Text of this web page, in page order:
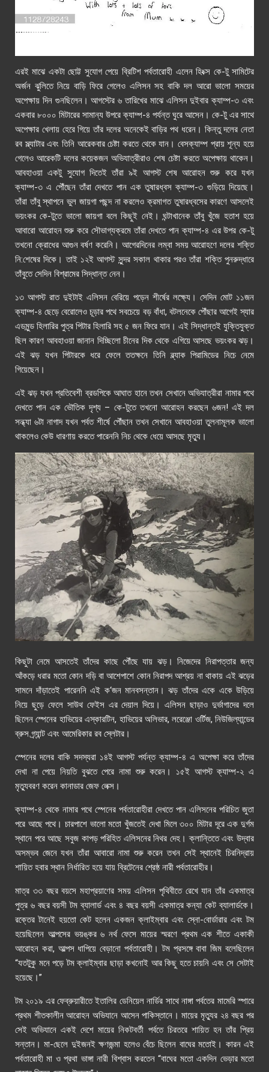
এরই মাঝে একটা ছোট্ট সুযোগ পেয়ে ব্রিটিশ পর্বতারোহী এলেন হিংক্স কে-টু সামিটের
অর্জন ঝুলিতে নিয়ে বাড়ি ফিরে গেলেও এলিসন সহ বাকি দল আরো ভালো সময়ের
অপেক্ষায় দিন গুনছিলেন। আগস্টের ৬ তারিখের মাঝে এলিসন দুইবার ক্যাম্প-৩ এবং
একবার ৮০০০ মিটারের সামান্য উপরে ক্যাম্প-৪ পর্যন্ত ঘুরে আসেন। কে-টু এর সাথে
অপেক্ষার খেলায় হেরে গিয়ে তাঁর দলের অনেকেই বাড়ির পথ ধরেন। কিন্তু দলের নেতা
রব স্ল্যাটার এবং তিনি আরেকবার চেষ্টা করতে থেকে যান। বেসক্যাম্প প্রায় শূন্য হয়ে
গেলেও আরেকটি দলের কয়েকজন অভিযাত্রীরাও শেষ চেষ্টা করতে অপেক্ষায় থাকেন।
আবহাওয়া একটু সুযোগ দিতেই তাঁরা ৯ই আগস্ট শেষ আরোহন শুরু করে যখন
ক্যাম্প-৩ এ পৌঁছেন তাঁরা দেখতে পান এক তুষারধ্বস ক্যাম্প-৩ গুড়িয়ে দিয়েছে।
তাঁরা তাঁবু স্থাপনে ভুল জায়গা পছন্দ না করলেও ক্রমাগত তুষারধ্বসের কারণে আসলেই
ভয়ংকর কে-টুতে ভালো জায়গা বলে কিছুই নেই। ঘন্টাখানেক তাঁবু খুঁজে হতাশ হয়ে
আবারো আরোহন শুরু করে সৌভাগ্যক্রমে তাঁরা দেখতে পান ক্যাম্প-৪ এর উপর কে-টু
তখনো ক্রোধের আগুন বর্ষণ করেনি। আগেরদিনের লম্বা সময় আরোহণে দলের শক্তি
নি:শেষের দিকে। তাই ১২ই আগস্ট সুন্দর সকাল থাকার পরও তাঁরা শক্তি পুনরুদ্ধারে
তাঁবুতে সেদিন বিশ্রামের সিদ্ধান্ত নেন।
১৩ আগস্ট রাত দুইটাই এলিসন বেরিয়ে পড়েন শীর্ষের লক্ষ্যে। সেদিন মোট ১১জন
ক্যাম্প-৪ ছেড়ে বেরোলেও চূড়ার পথে সবচেয়ে বড় বাঁধা, বটলনেকে পৌঁছার আগেই স্যার
এডমুন্ড হিলারির পুত্র পিটার হিলারি সহ ৫ জন ফিরে যান। এই সিদ্ধান্তই যুক্তিযুক্ত
ছিল কারণ আবহাওয়া জানান দিচ্ছিলো চীনের দিক থেকে এগিয়ে আসছে ভয়ংকর ঝড়।
এই ঝড় যখন পিটারকে ধরে ফেলে ততক্ষনে তিনি ব্ল্যাক পিরামিডের নিচে নেমে
গিয়েছেন।
এই ঝড় যখন প্রতিবেশী ব্রডপিকে আঘাত হানে তখন সেখানে অভিযাত্রীরা নামার পথে
দেখতে পান এক ভৌতিক দৃশ্য – কে-টুতে তখনো আরোহন করছেন ৬জন! এই দল
সন্ধ্যা ৬টা নাগাদ যখন পর্বত শীর্ষে পৌঁছান তখন সেখানে আবহাওয়া তুলনামূলক ভালো
থাকলেও কেউ ধারণায় করতে পারেননি নিচ থেকে ধেয়ে আসছে মৃত্যু।
কিছুটা নেমে আসতেই তাঁদের কাছে পৌঁছে যায় ঝড়। নিজেদের নিরাপত্তার জন্য
আঁকড়ে ধরার মতো কোন দড়ি বা আশেপাশে কোন নিরাপদ আশ্রয় না থাকায় এই ঝড়ের
সামনে দাঁড়াতেই পারেননি এই ক‘জন মানবসন্তান। ঝড় তাঁদের একে একে উড়িয়ে
নিয়ে ছুড়ে ফেলে সাউথ ফেইস এর দেয়াল দিয়ে। এলিসন ছাড়াও দুর্ভাগাদের দলে
ছিলেন স্পেনের হাভিয়ের এস্কারটিন, হাভিয়ের অলিভার,লরেঞ্জো ওর্টিজ, নিউজিল্যান্ডের
ব্রুস গ্র্যান্ট এবং আমেরিকার রব স্লেটার।
স্পেনের দলের বাকি সদস্যরা ১৪ই আগস্ট পর্যন্ত ক্যাম্প-৪ এ অপেক্ষা করে তাঁদের
দেখা না পেয়ে নিয়তি বুঝতে পেরে নামা শুরু করেন। ১৫ই আগস্ট ক্যাম্প-২ এ
মৃত্যুবরণ করেন কানাডার জেফ লেক্স।
ক্যাম্প-৪ থেকে নামার পথে স্পেনের পর্বতারোহীরা দেখতে পান এলিসনের পরিচিত জুতা
পরে আছে পথে। চারপাশে ভালো মতো খুঁজতেই দেখা মিলে ৩০০ মিটার দূরে এক দুর্গম
স্থানে পরে আছে সবুজ কাপড় পরিহিত এলিসনের নিথর দেহ। ক্লান্তিতে এবং উদ্বার
অসম্ভব জেনে যখন তাঁরা আবারো নামা শুরু করেন তখন সেই স্থানেই চিরনিদ্রায়
শায়িত হবার স্থান নির্ধারিত হয়ে যায় ব্রিটেনের শ্রেষ্ঠ নারী পর্বতারোহীর।
মাত্র ৩৩ বছর বয়সে মহাপ্রয়াণের সময় এলিসন পৃথিবীতে রেখে যান তাঁর একমাত্র
পুত্র ৬ বছর বয়সী টম ব্যালার্ড এবং ৪ বছর বয়সী একমাত্র কন্যা কেট ব্যালার্ডকে।
রক্তের টানেই হয়তো কেট হলেন একজন ক্লাইম্বার এবং স্নো-বোর্ডারার এবং টম
হয়েছিলেন আল্পসের ভয়ঙ্কর ৬ নর্থ ফেসে মায়ের স্মরণে প্রথম এক শীতে একাকী
আরোহন করা, আল্পসধাপিয়ে বেড়ানোপর্বতারোহী।টম প্রসঙ্গে বাবা জিম বলেছিলেন
“যতটুকু মনে পড়ে টম ক্লাইম্বার ছাড়া কখনোই আর কিছু হতে চায়নি এবং সে সেটাই
হয়েছে।”
টম ২০১৯ এর ফেব্রুয়ারীতে ইতালির ডেনিয়েল নার্ডির সাথে নাঙ্গা পর্বতের মামেরি স্পারে
প্রথম শীতকালীন আরোহন অভিযানে আসেন পাকিস্তানে। মায়ের মৃত্যুর ২৪ বছর পর
সেই অভিযানে একই দেশে মায়ের নিকটবর্তী পর্বতে চিরতরে শায়িত হন তাঁর প্রিয়
সন্তান। মা-ছেলে দুইজনই ক্ষণজন্মা হলেও বেঁচে ছিলেন বাঘের মতোই। কারন এই
পর্বতারোহী মা ও প্রথা ভাঙ্গা নারী বিশ্বাস করতেন “বাঘের মতো একদিন ভেড়ার মতো